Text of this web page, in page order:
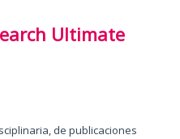
Ultimate
de publicaciones